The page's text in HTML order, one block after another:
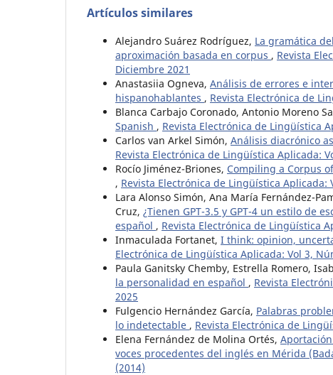
Artículos similares
Alejandro Suárez Rodríguez, La gramática
aproximación basada en corpus , Revista
Diciembre 2021
Anastasiia Ogneva, Análisis de errores e
hispanohablantes , Revista Electrónica de
Blanca Carbajo Coronado, Antonio Moreno
Spanish , Revista Electrónica de Lingüística
Carlos van Arkel Simón, Análisis diacrónico
Revista Electrónica de Lingüística Aplicada:
Rocío Jiménez-Briones, Compiling a Corpus
, Revista Electrónica de Lingüística Aplicada:
Lara Alonso Simón, Ana María Fernández-
Cruz, ¿Tienen GPT-3.5 y GPT-4 un estilo de
español , Revista Electrónica de Lingüística
Inmaculada Fortanet, I think: opinion,
Electrónica de Lingüística Aplicada: Vol 3,
Paula Ganitsky Chemby, Estrella Romero,
la personalidad en español , Revista
2025
Fulgencio Hernández García, Palabras
lo indetectable , Revista Electrónica de
Elena Fernández de Molina Ortés,
voces procedentes del inglés en Mérida
(2014)